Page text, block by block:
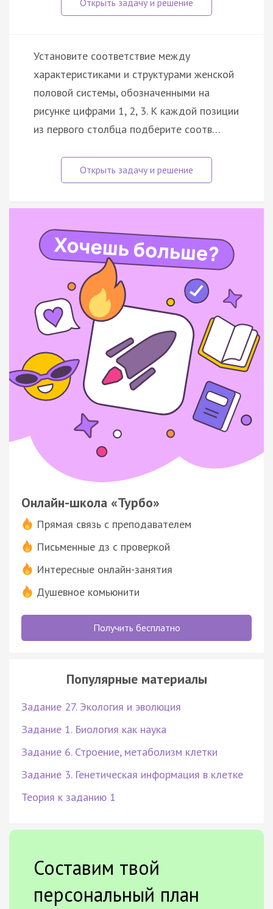
Установите соответствие между
характеристиками и структурами женской
половой системы, обозначенными на
рисунке цифрами 1, 2, 3. К каждой позиции
из первого столбца подберите соотв…
Онлайн-школа «Турбо»
Прямая связь с преподавателем
Письменные дз с проверкой
Интересные онлайн-занятия
Душевное комьюнити
Получить бесплатно
Популярные материалы
Задание 27. Экология и эволюция
Задание 1. Биология как наука
Задание 6. Строение, метаболизм клетки
Задание 3. Генетическая информация в клетке
Теория к заданию 1
Составим твой
персональный план